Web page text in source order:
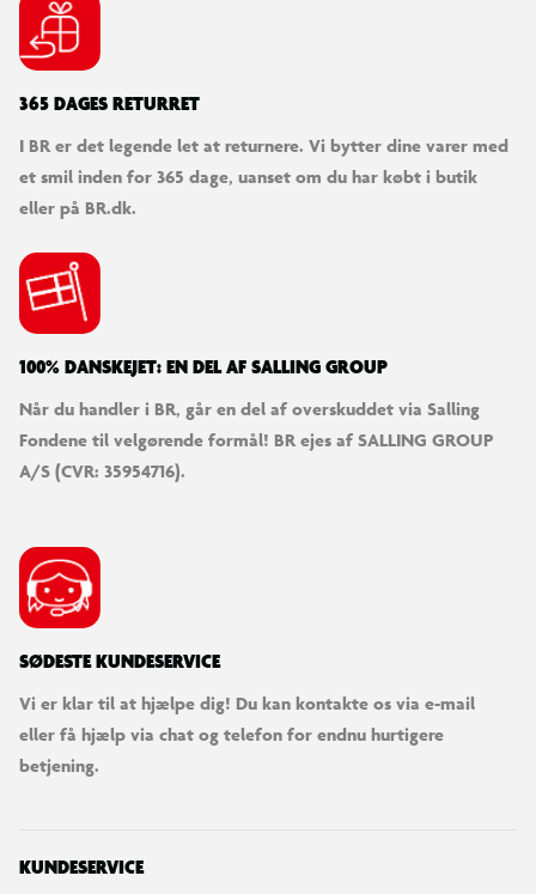
365 DAGES RETURRET
I BR er det legende let at returnere. Vi bytter dine varer med
et smil inden for 365 dage, uanset om du har købt i butik
eller på BR.dk.
100% DANSKEJET: EN DEL AF SALLING GROUP
Når du handler i BR, går en del af overskuddet via Salling
Fondene til velgørende formål! BR ejes af SALLING GROUP
A/S (CVR: 35954716).
SØDESTE KUNDESERVICE
Vi er klar til at hjælpe dig! Du kan kontakte os via e-mail
eller få hjælp via chat og telefon for endnu hurtigere
betjening.
KUNDESERVICE